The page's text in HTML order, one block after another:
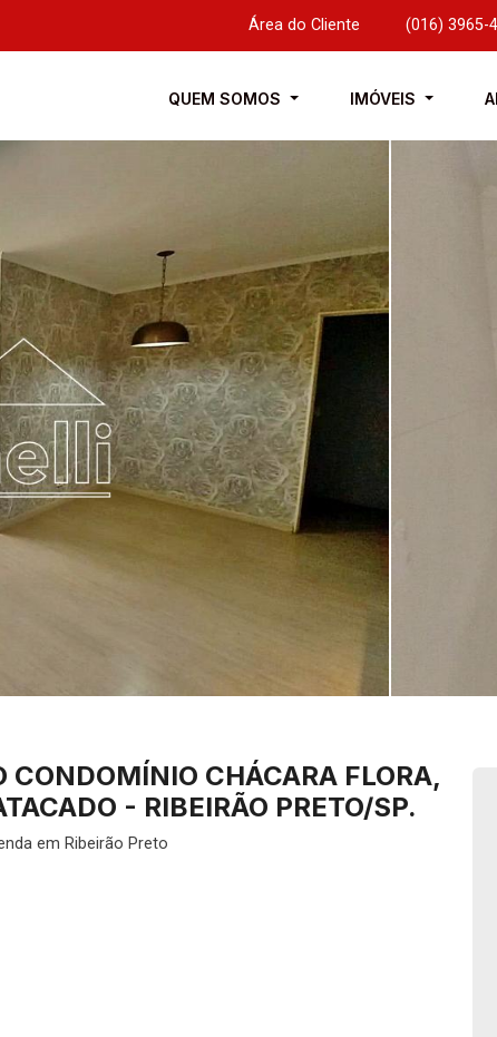
Área do Cliente (016) 3965-
QUEM SOMOS IMÓVEIS
CHÁCARA FLORA,
- RIBEIRÃO PRETO/SP.
em Ribeirão Preto